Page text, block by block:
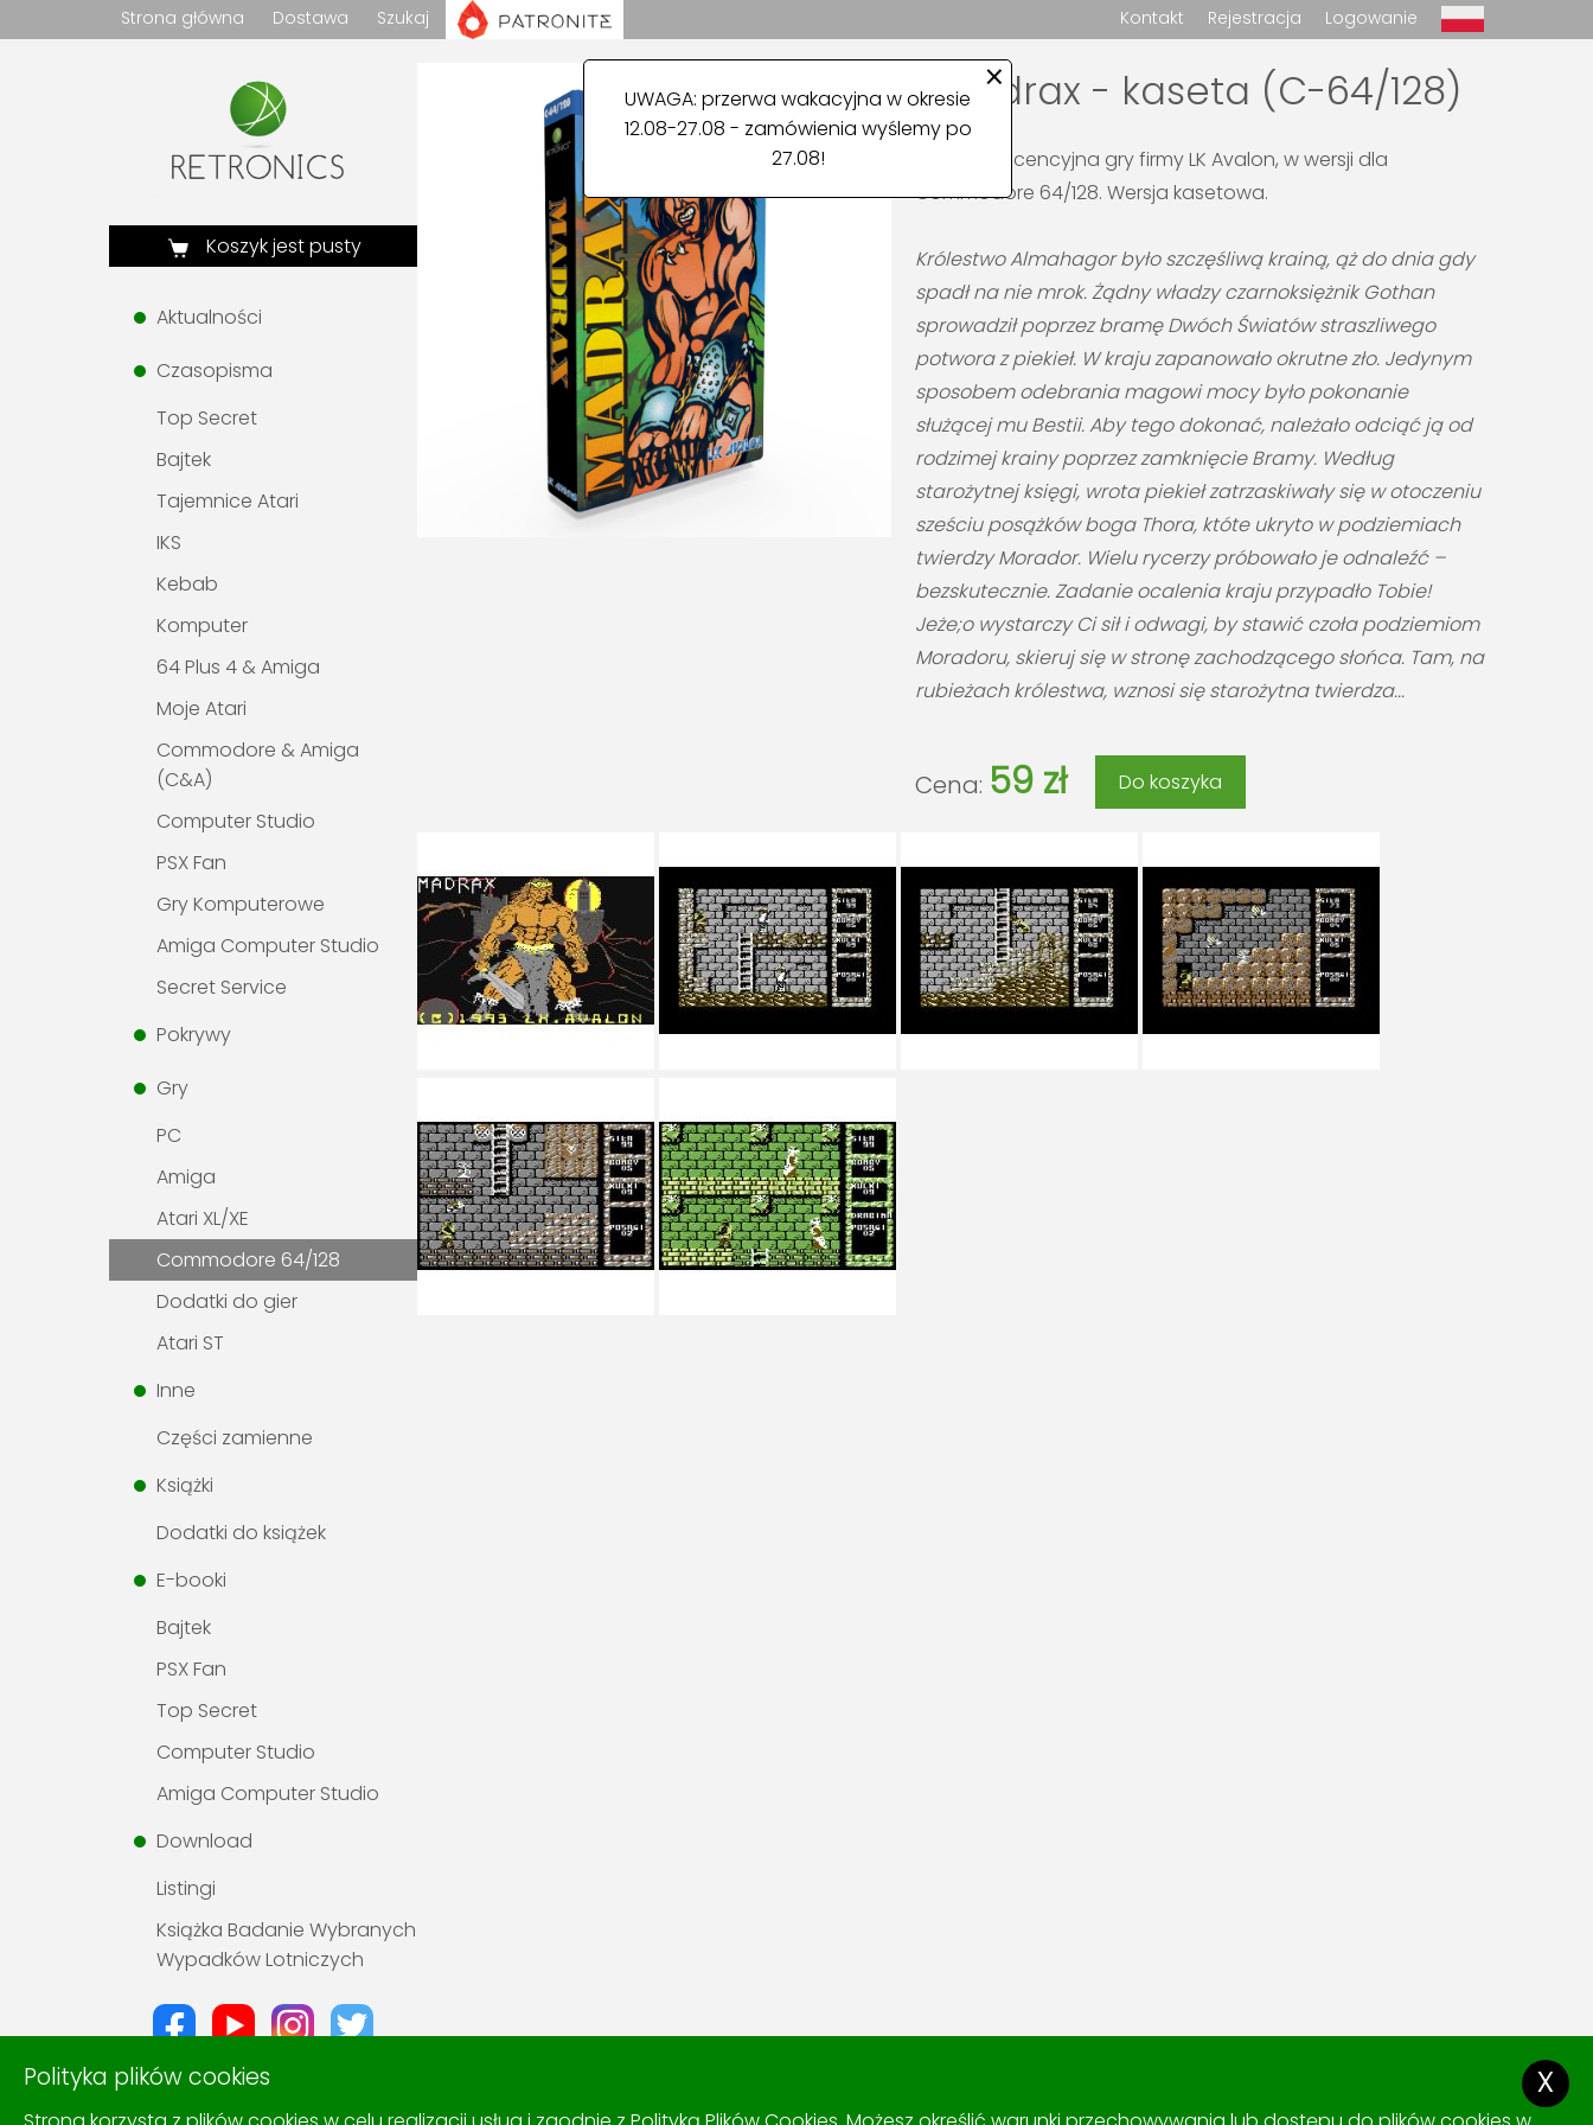
UWAGA: przerwa wakacyjna w okresie
12.08-27.08 - zamówienia wyślemy po
27.08!
×
Strona główna Dostawa Logowanie
Rejestracja
Kontakt
Szukaj
Koszyk jest pusty
Aktualności
Czasopisma
Top Secret
Bajtek
Tajemnice Atari
IKS
Kebab
Komputer
64 Plus 4 & Amiga
Moje Atari
Commodore & Amiga
(C&A)
Computer Studio
PSX Fan
Gry Komputerowe
Amiga Computer Studio
Secret Service
Pokrywy
Gry
PC
Amiga
Atari XL/XE
Commodore 64/128
Dodatki do gier
Atari ST
Inne
Części zamienne
Książki
Dodatki do książek
E-booki
Bajtek
PSX Fan
Top Secret
Computer Studio
Amiga Computer Studio
Download
Listingi
Książka Badanie Wybranych
Wypadków Lotniczych
Madrax - kaseta (C-64/128)
Reedycja licencyjna gry firmy LK Avalon, w wersji dla
Commodore 64/128. Wersja kasetowa.
Królestwo Almahagor było szczęśliwą krainą, ąż do dnia gdy
spadł na nie mrok. Żądny władzy czarnoksiężnik Gothan
sprowadził poprzez bramę Dwóch Światów straszliwego
potwora z piekieł. W kraju zapanowało okrutne zło. Jedynym
sposobem odebrania magowi mocy było pokonanie
służącej mu Bestii. Aby tego dokonać, należało odciąć ją od
rodzimej krainy poprzez zamknięcie Bramy. Według
starożytnej księgi, wrota piekieł zatrzaskiwały się w otoczeniu
sześciu posążków boga Thora, któte ukryto w podziemiach
twierdzy Morador. Wielu rycerzy próbowało je odnaleźć –
bezskutecznie. Zadanie ocalenia kraju przypadło Tobie!
Jeże;o wystarczy Ci sił i odwagi, by stawić czoła podziemiom
Moradoru, skieruj się w stronę zachodzącego słońca. Tam, na
rubieżach królestwa, wznosi się starożytna twierdza...
Cena: 59 zł Do koszyka
Polityka plików cookies x